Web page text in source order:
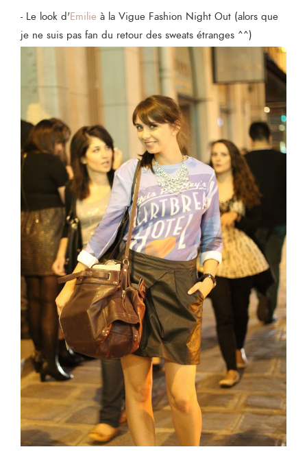
- Le look d'Emilie à la Vigue Fashion Night Out (alors que
je ne suis pas fan du retour des sweats étranges ^^)